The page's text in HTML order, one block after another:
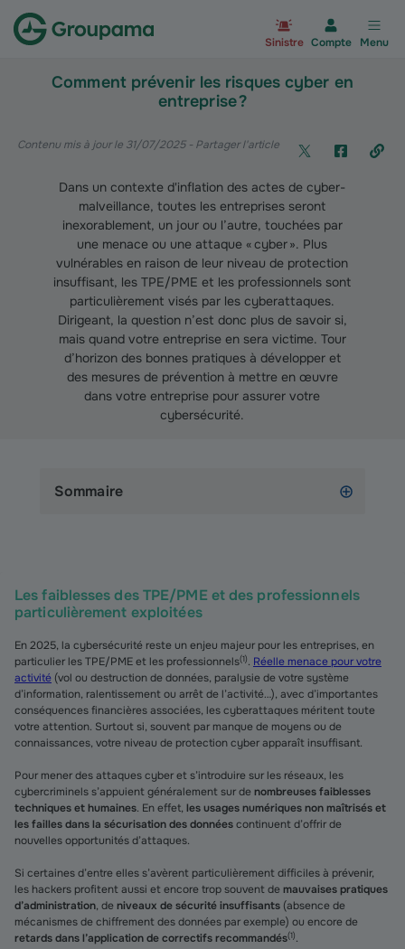
Sinistre Compte Menu
Comment prévenir les risques cyber en
entreprise ?
Contenu mis à jour le 31/07/2025- Partager l'article
Dans un contexte d'inflation des actes de cyber-
malveillance, toutes les entreprises seront
inexorablement, un jour ou l’autre, touchées par
une menace ou une attaque « cyber ». Plus
vulnérables en raison de leur niveau de protection
insuffisant, les TPE/PME et les professionnels sont
particulièrement visés par les cyberattaques.
Dirigeant, la question n’est donc plus de savoir si,
mais quand votre entreprise en sera victime. Tour
d’horizon des bonnes pratiques à développer et
des mesures de prévention à mettre en œuvre
dans votre entreprise pour assurer votre
cybersécurité.
Sommaire
Les faiblesses des TPE/PME et des professionnels
particulièrement exploitées
En 2025, la cybersécurité reste un enjeu majeur pour les entreprises, en
particulier les TPE/PME et les professionnels(1). Réelle menace pour votre
activité (vol ou destruction de données, paralysie de votre système
d’information, ralentissement ou arrêt de l’activité…), avec d’importantes
conséquences financières associées, les cyberattaques méritent toute
votre attention. Surtout si, souvent par manque de moyens ou de
connaissances, votre niveau de protection cyber apparaît insuffisant.
Pour mener des attaques cyber et s’introduire sur les réseaux, les
cybercriminels s’appuient généralement sur denombreuses faiblesses
techniques et humaines. En effet, les usages numériques non maîtrisés et
les failles dans la sécurisation des donnéescontinuent d’offrir de
nouvelles opportunités d’attaques.
Si certaines d’entre elles s’avèrent particulièrement difficiles à prévenir,
les hackers profitent aussi et encore trop souvent demauvaises pratiques
d’administration, deniveaux de sécurité insuffisants (absence de
mécanismes de chiffrement des données par exemple) ou encore de
retards dans l’application de correctifs recommandés(1).